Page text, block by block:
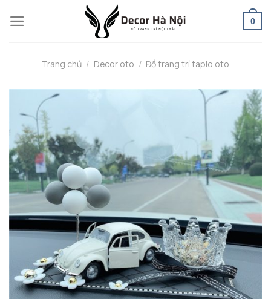
to
0
Trang chủ / Decor oto / Đồ trang trí taplo oto